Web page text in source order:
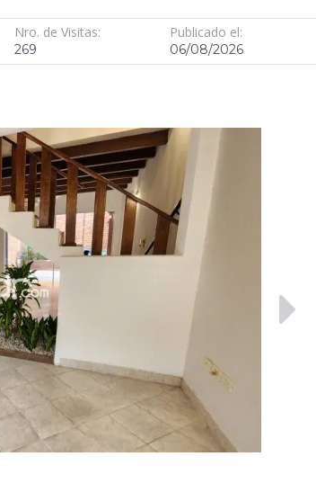
Nro. de Visitas:
269
Publicado el:
06/08/2026